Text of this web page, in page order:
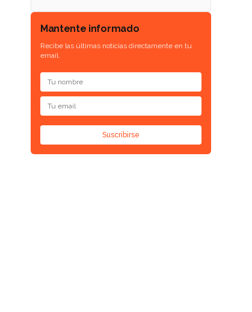
Mantente informado
Recibe las últimas noticias directamente en tu
email.
Suscribirse